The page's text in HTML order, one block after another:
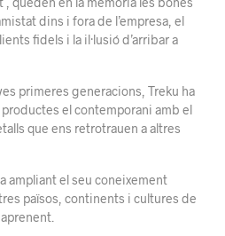
dins i fora de l’empresa, el
fidels i la il·lusió d’arribar a
primeres generacions, Treku ha
el contemporani amb el
que ens retrotrauen a altres
ampliant el seu coneixement
països, continents i cultures de